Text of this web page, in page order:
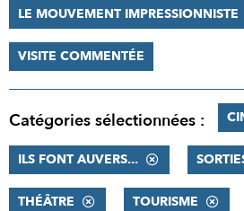
LE MOUVEMENT IMPRESSIONNISTE
VISITE COMMENTÉE
Catégories sélectionnées :
ILS FONT AUVERS...
THÉÂTRE TOURISME